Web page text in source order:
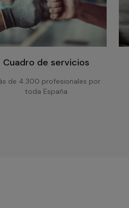
Cuadro de servicios
de 4.300 profesionales por
toda España